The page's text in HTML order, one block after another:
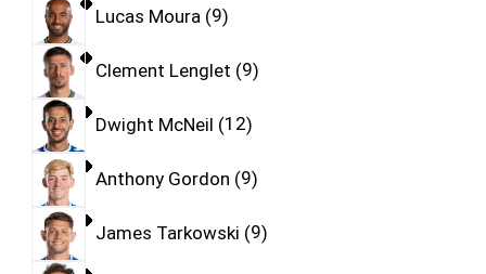
Lucas Moura 9
Clement Lenglet 9
Dwight McNeil 12
Anthony Gordon 9
James Tarkowski 9